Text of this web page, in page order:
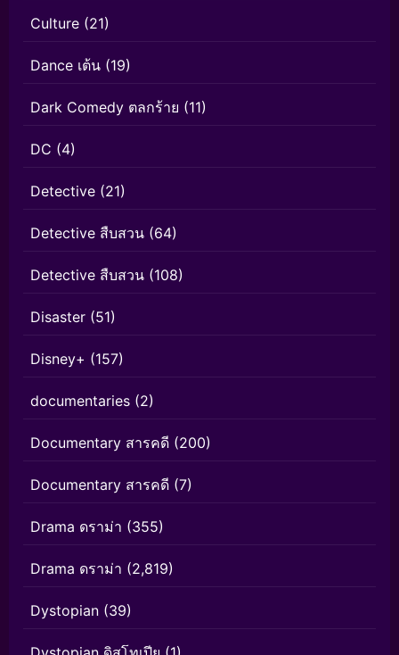
Culture (21)
Dance เต้น (19)
Dark Comedy ตลกร้าย (11)
DC (4)
Detective (21)
Detective สืบสวน (64)
Detective สืบสวน (108)
Disaster (51)
Disney+ (157)
documentaries (2)
Documentary สารคดี (200)
Documentary สารคดี (7)
Drama ดราม่า (355)
Drama ดราม่า (2,819)
Dystopian (39)